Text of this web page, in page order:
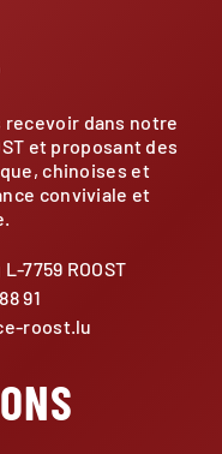
recevoir dans notre
et proposant des
chinoises et
conviviale et
7759 ROOST
91
roost.lu